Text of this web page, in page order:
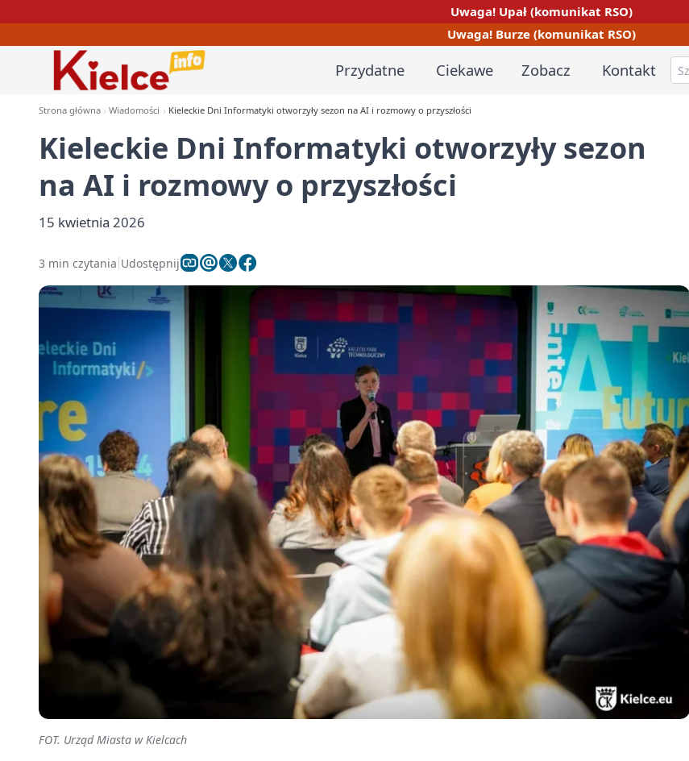
Uwaga! Upał (komunikat RSO)
Uwaga! Burze (komunikat RSO)
Przydatne Ciekawe Zobacz Kontakt
Strona główna Wiadomości Kieleckie Dni Informatyki otworzyły sezon na AI i rozmowy o przyszłości
Kieleckie Dni Informatyki otworzyły sezon
na AI i rozmowy o przyszłości
15 kwietnia 2026
3 min czytania Udostępnij
FOT. Urząd Miasta w Kielcach